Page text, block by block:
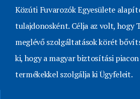
Közúti Fuvarozók Egyesülete
tulajdonosként. Célja az volt, hogy
meglévő szolgáltatások körét
ki, hogy a magyar biztosítási
termékekkel szolgálja ki Ügyfeleit.